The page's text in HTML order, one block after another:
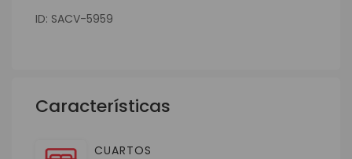
ID: SACV-5959
Características
CUARTOS